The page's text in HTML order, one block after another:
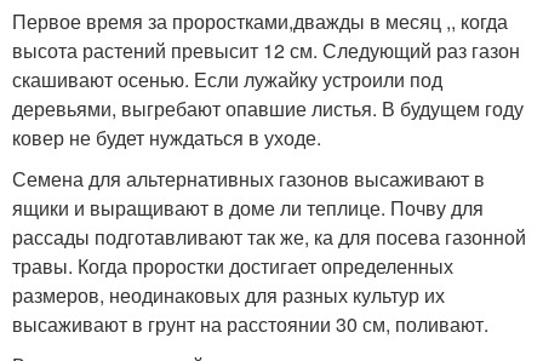
Первое время за проростками,дважды в месяц ,, когда
высота растений превысит 12 см. Следующий раз газон
скашивают осенью. Если лужайку устроили под
деревьями, выгребают опавшие листья. В будущем году
ковер не будет нуждаться в уходе.
Семена для альтернативных газонов высаживают в
ящики и выращивают в доме ли теплице. Почву для
рассады подготавливают так же, ка для посева газонной
травы. Когда проростки достигает определенных
размеров, неодинаковых для разных культур их
высаживают в грунт на расстоянии 30 см, поливают.